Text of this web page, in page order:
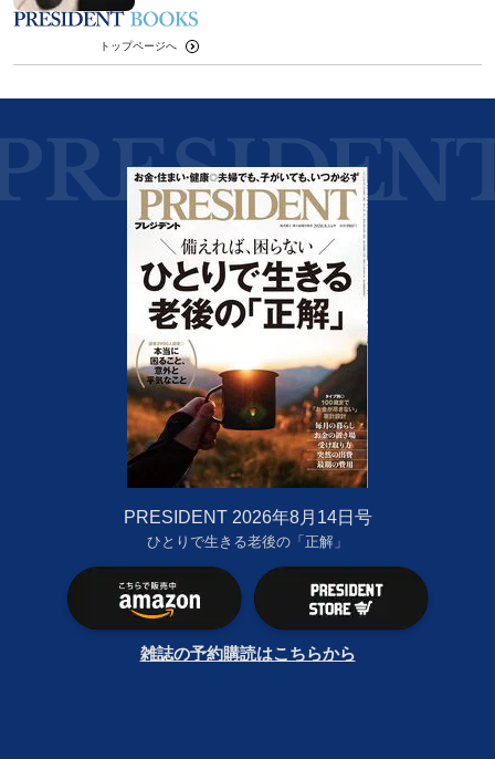
トップページへ
PRESIDENT 2026年8月14日号
ひとりで生きる老後の「正解」
雑誌の予約購読はこちらから